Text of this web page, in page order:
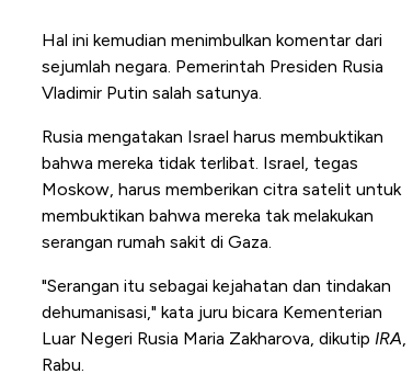
Hal ini kemudian menimbulkan komentar dari
sejumlah negara. Pemerintah Presiden Rusia
Vladimir Putin salah satunya.
Rusia mengatakan Israel harus membuktikan
bahwa mereka tidak terlibat. Israel, tegas
Moskow, harus memberikan citra satelit untuk
membuktikan bahwa mereka tak melakukan
serangan rumah sakit di Gaza.
"Serangan itu sebagai kejahatan dan tindakan
dehumanisasi," kata juru bicara Kementerian
Luar Negeri Rusia Maria Zakharova, dikutip IRA,
Rabu.